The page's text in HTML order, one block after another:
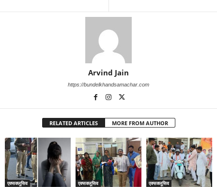
Arvind Jain
https://bundelkhandsamachar.com
RELATED ARTICLES MORE FROM AUTHOR
एक्सक्लूसिव एक्सक्लूसिव एक्सक्लूसिव